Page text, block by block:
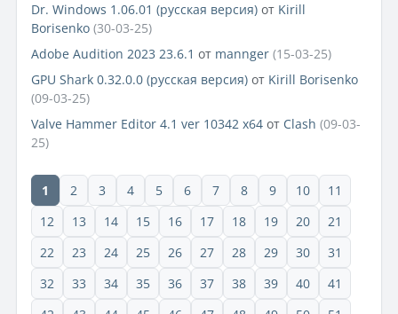
Dr. Windows 1.06.01 (русская версия) от Kirill
Borisenko (30-03-25)
Adobe Audition 2023 23.6.1 от mannger (15-03-25)
GPU Shark 0.32.0.0 (русская версия) от Kirill Borisenko
(09-03-25)
Valve Hammer Editor 4.1 ver 10342 x64 от Clash (09-03-
25)
1 2 3 4 5 6 7 8 9 10
11
12
13 14 15 16 17 18 19 20
21
22
23 24 25 26 27 28 29 30
31
32
33 34 35 36 37 38 39 40
41